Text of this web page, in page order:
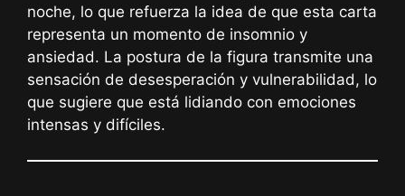
noche, lo que refuerza la idea de que esta carta
representa un momento de insomnio y
ansiedad. La postura de la figura transmite una
sensación de desesperación y vulnerabilidad, lo
que sugiere que está lidiando con emociones
intensas y difíciles.